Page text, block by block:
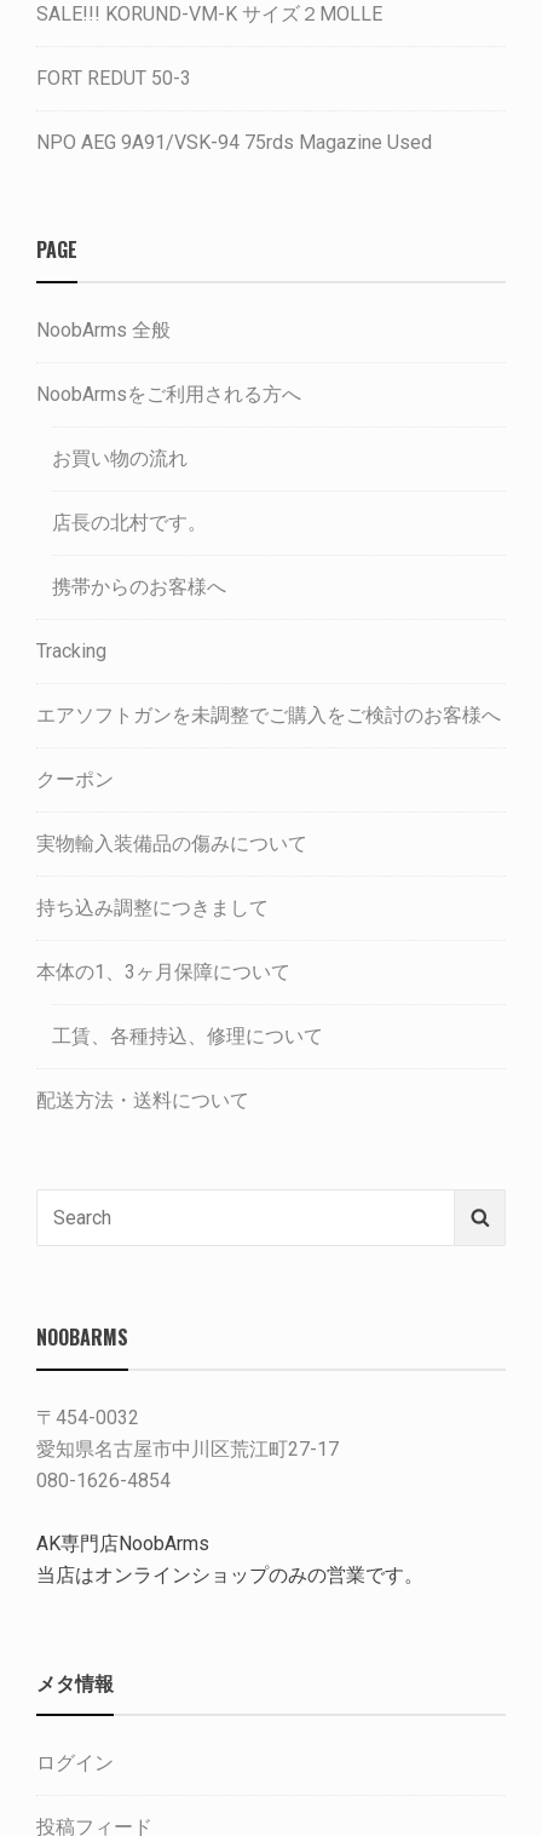
SALE!!! KORUND-VM-K サイズ２MOLLE
FORT REDUT 50-3
NPO AEG 9A91/VSK-94 75rds Magazine Used
PAGE
NoobArms 全般
NoobArmsをご利用される方へ
お買い物の流れ
店長の北村です。
携帯からのお客様へ
Tracking
エアソフトガンを未調整でご購入をご検討のお客様へ
クーポン
実物輸入装備品の傷みについて
持ち込み調整につきまして
本体の1、3ヶ月保障について
工賃、各種持込、修理について
配送方法・送料について
NOOBARMS
〒454-0032
愛知県名古屋市中川区荒江町27-17
080-1626-4854
AK専門店NoobArms
当店はオンラインショップのみの営業です。
メタ情報
ログイン
投稿フィード